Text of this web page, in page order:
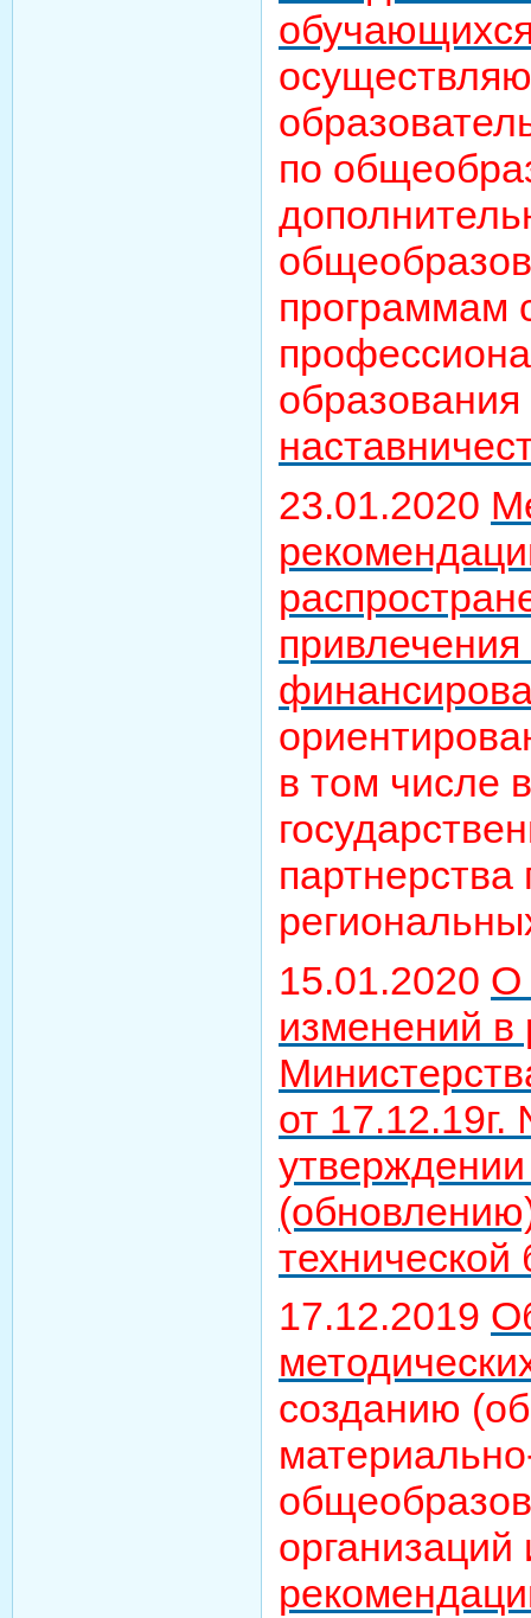
по
программам
23.01.2020
в том числе
15.01.2020 О
изменений в
от
17.12.2019
созданию